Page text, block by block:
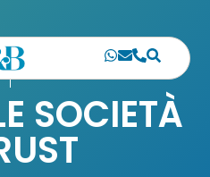
SOCIETÀ